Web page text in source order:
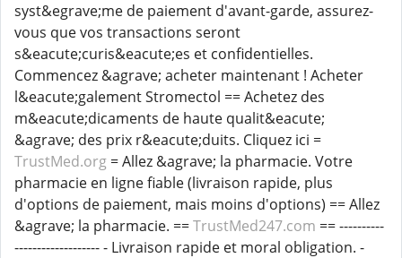
syst&egrave;me de paiement d'avant-garde, assurez-
vous que vos transactions seront
s&eacute;curis&eacute;es et confidentielles.
Commencez &agrave; acheter maintenant ! Acheter
l&eacute;galement Stromectol == Achetez des
m&eacute;dicaments de haute qualit&eacute;
&agrave; des prix r&eacute;duits. Cliquez ici =
TrustMed.org = Allez &agrave; la pharmacie. Votre
pharmacie en ligne fiable (livraison rapide, plus
d'options de paiement, mais moins d'options) == Allez
&agrave; la pharmacie. ==TrustMed247.com == ----------
------------------- - Livraison rapide et moral obligation. -